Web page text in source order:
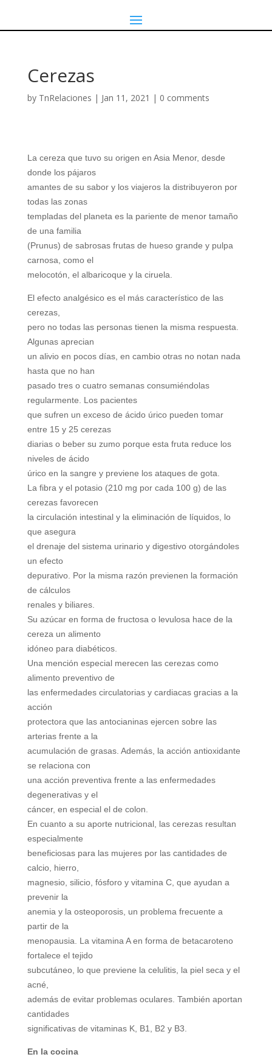
Cerezas
by TnRelaciones | Jan 11, 2021 | 0 comments
La cereza que tuvo su origen en Asia Menor, desde
donde los pájaros
amantes de su sabor y los viajeros la distribuyeron por
todas las zonas
templadas del planeta es la pariente de menor tamaño
de una familia
(Prunus) de sabrosas frutas de hueso grande y pulpa
carnosa, como el
melocotón, el albaricoque y la ciruela.
El efecto analgésico es el más característico de las
cerezas,
pero no todas las personas tienen la misma respuesta.
Algunas aprecian
un alivio en pocos días, en cambio otras no notan nada
hasta que no han
pasado tres o cuatro semanas consumiéndolas
regularmente. Los pacientes
que sufren un exceso de ácido úrico pueden tomar
entre 15 y 25 cerezas
diarias o beber su zumo porque esta fruta reduce los
niveles de ácido
úrico en la sangre y previene los ataques de gota.
La fibra y el potasio (210 mg por cada 100 g) de las
cerezas favorecen
la circulación intestinal y la eliminación de líquidos, lo
que asegura
el drenaje del sistema urinario y digestivo otorgándoles
un efecto
depurativo. Por la misma razón previenen la formación
de cálculos
renales y biliares.
Su azúcar en forma de fructosa o levulosa hace de la
cereza un alimento
idóneo para diabéticos.
Una mención especial merecen las cerezas como
alimento preventivo de
las enfermedades circulatorias y cardiacas gracias a la
acción
protectora que las antocianinas ejercen sobre las
arterias frente a la
acumulación de grasas. Además, la acción antioxidante
se relaciona con
una acción preventiva frente a las enfermedades
degenerativas y el
cáncer, en especial el de colon.
En cuanto a su aporte nutricional, las cerezas resultan
especialmente
beneficiosas para las mujeres por las cantidades de
calcio, hierro,
magnesio, silicio, fósforo y vitamina C, que ayudan a
prevenir la
anemia y la osteoporosis, un problema frecuente a
partir de la
menopausia. La vitamina A en forma de betacaroteno
fortalece el tejido
subcutáneo, lo que previene la celulitis, la piel seca y el
acné,
además de evitar problemas oculares. También aportan
cantidades
significativas de vitaminas K, B1, B2 y B3.
En la cocina